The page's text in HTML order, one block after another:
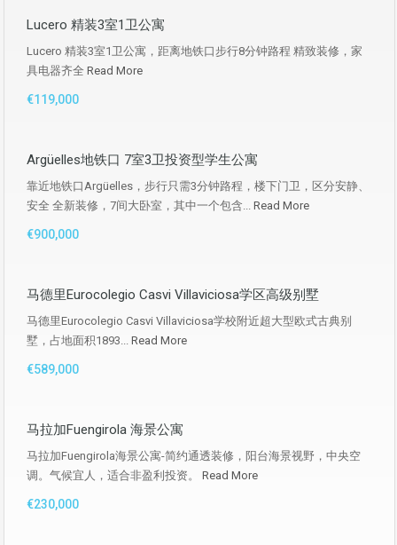
Lucero 精装3室1卫公寓
Lucero 精装3室1卫公寓，距离地铁口步行8分钟路程 精致装修，家
具电器齐全 Read More
€119,000
Argüelles地铁口 7室3卫投资型学生公寓
靠近地铁口Argüelles，步行只需3分钟路程，楼下门卫，区分安静、
安全 全新装修，7间大卧室，其中一个包含... Read More
€900,000
马德里Eurocolegio Casvi Villaviciosa学区高级别墅
马德里Eurocolegio Casvi Villaviciosa学校附近超大型欧式古典别
墅，占地面积1893... Read More
€589,000
马拉加Fuengirola 海景公寓
马拉加Fuengirola海景公寓-简约通透装修，阳台海景视野，中央空
调。气候宜人，适合非盈利投资。 Read More
€230,000